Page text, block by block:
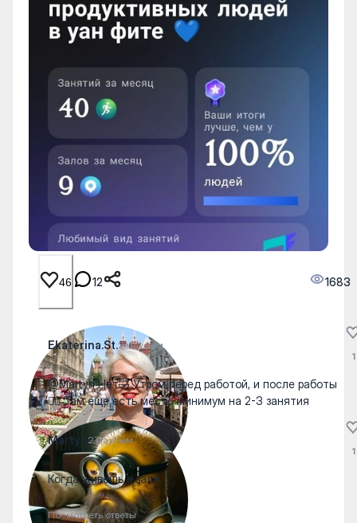
46 12 1683
Ekaterina.St.2 маусым
@Martyn Нет🤣 Утром перед работой, и после работы
👍🏼 Там еще есть место минимум на 2-3 занятия
1
Martyn2 маусым
Когда живёшь в зале.
Посмотреть ответы
1